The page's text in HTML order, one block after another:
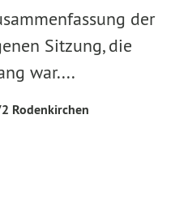
der
Sitzung, die
war....
Rodenkirchen